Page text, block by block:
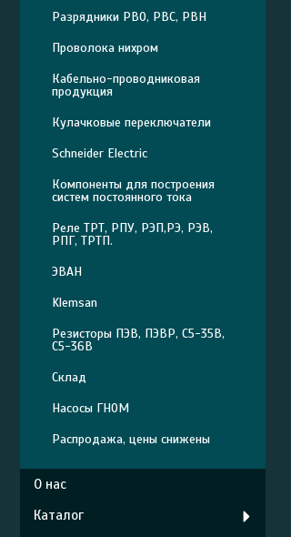
Разрядники РВО, РВС, РВН
Проволока нихром
Кабельно-проводниковая
продукция
Кулачковые переключатели
Schneider Electric
Компоненты для построения
систем постоянного тока
Реле ТРТ, РПУ, РЭП,РЭ, РЭВ,
РПГ, ТРТП.
ЭВАН
Klemsan
Резисторы ПЭВ, ПЭВР, С5-35В,
С5-36В
Склад
Насосы ГНОМ
Распродажа, цены снижены
О нас
Каталог